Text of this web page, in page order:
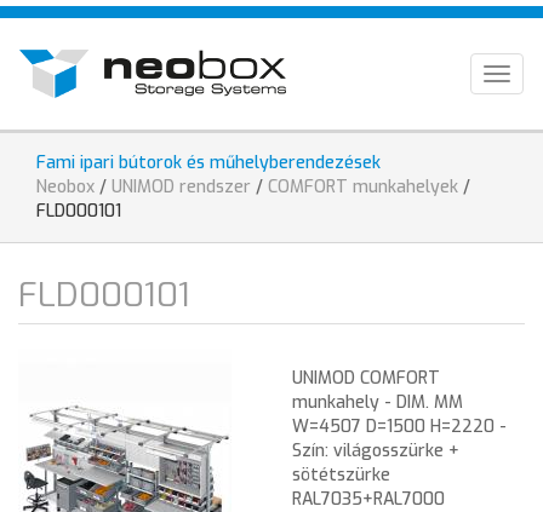
Ugrás
tartalomra
EN
Fami ipari bútorok és műhelyberendezések
Jelenlegi
hely
Neobox / UNIMOD rendszer / COMFORT munkahelyek /
FLD000101
FLD000101
UNIMOD COMFORT
munkahely - DIM. MM
W=4507 D=1500 H=2220 -
Szín: világosszürke +
sötétszürke
RAL7035+RAL7000